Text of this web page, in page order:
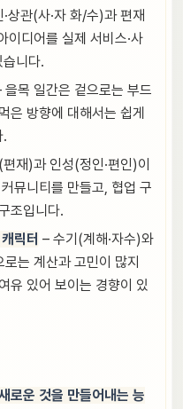
상관(사·자 화/수)과 편재
이디어를 실제 서비스·사
니다.
을목 일간은 겉으로는 부드
은 방향에 대해서는 쉽게
.
재)과 인성(정인·편인)이
뮤니티를 만들고, 협업 구
조입니다.
릭터 – 수기(계해·자수)와
는 계산과 고민이 많지
유 있어 보이는 경향이 있
로운 것을 만들어내는 능